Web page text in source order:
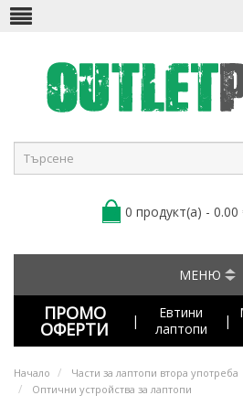
0 продукт(а) - 0.00
МЕНЮ
ПРОМО
ОФЕРТИ |
Евтини
лаптопи
|
Начало
Части за лаптопи втора употреба
Оптични устройства за лаптопи